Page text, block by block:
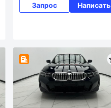
ения/активной безопасност
и
Запрос Написать